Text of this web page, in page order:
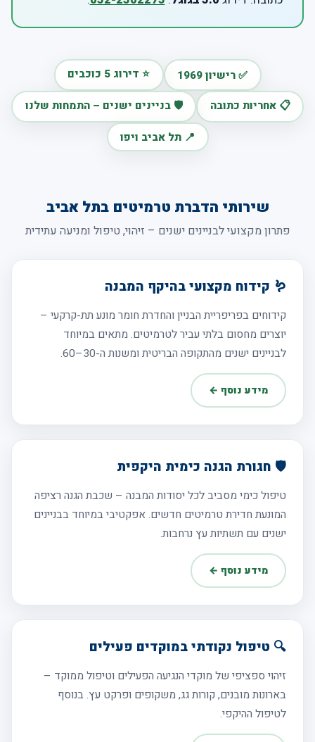
✅ רישיון 1969 ⭐ דירוג 5 כוכבים
📋 אחריות כתובה 🛡️ בניינים ישנים – התמחות שלנו
📍 תל אביב ויפו
שירותי הדברת טרמיטים בתל אביב
פתרון מקצועי לבניינים ישנים – זיהוי, טיפול ומניעה עתידית
🪱 קידוח מקצועי בהיקף המבנה
קידוחים בפריפריית הבניין והחדרת חומר מונע תת-קרקעי –
יוצרים מחסום בלתי עביר לטרמיטים. מתאים במיוחד
לבניינים ישנים מהתקופה הבריטית ומשנות ה-30–60.
מידע נוסף ←
🛡️ חגורת הגנה כימית היקפית
טיפול כימי מסביב לכל יסודות המבנה – שכבת הגנה רציפה
המונעת חדירת טרמיטים חדשים. אפקטיבי במיוחד בבניינים
ישנים עם תשתיות עץ נרחבות.
מידע נוסף ←
🔍 טיפול נקודתי במוקדים פעילים
זיהוי ספציפי של מוקדי הנגיעה הפעילים וטיפול ממוקד –
בארונות מובנים, קורות גג, משקופים ופרקט עץ. בנוסף
לטיפול ההיקפי.